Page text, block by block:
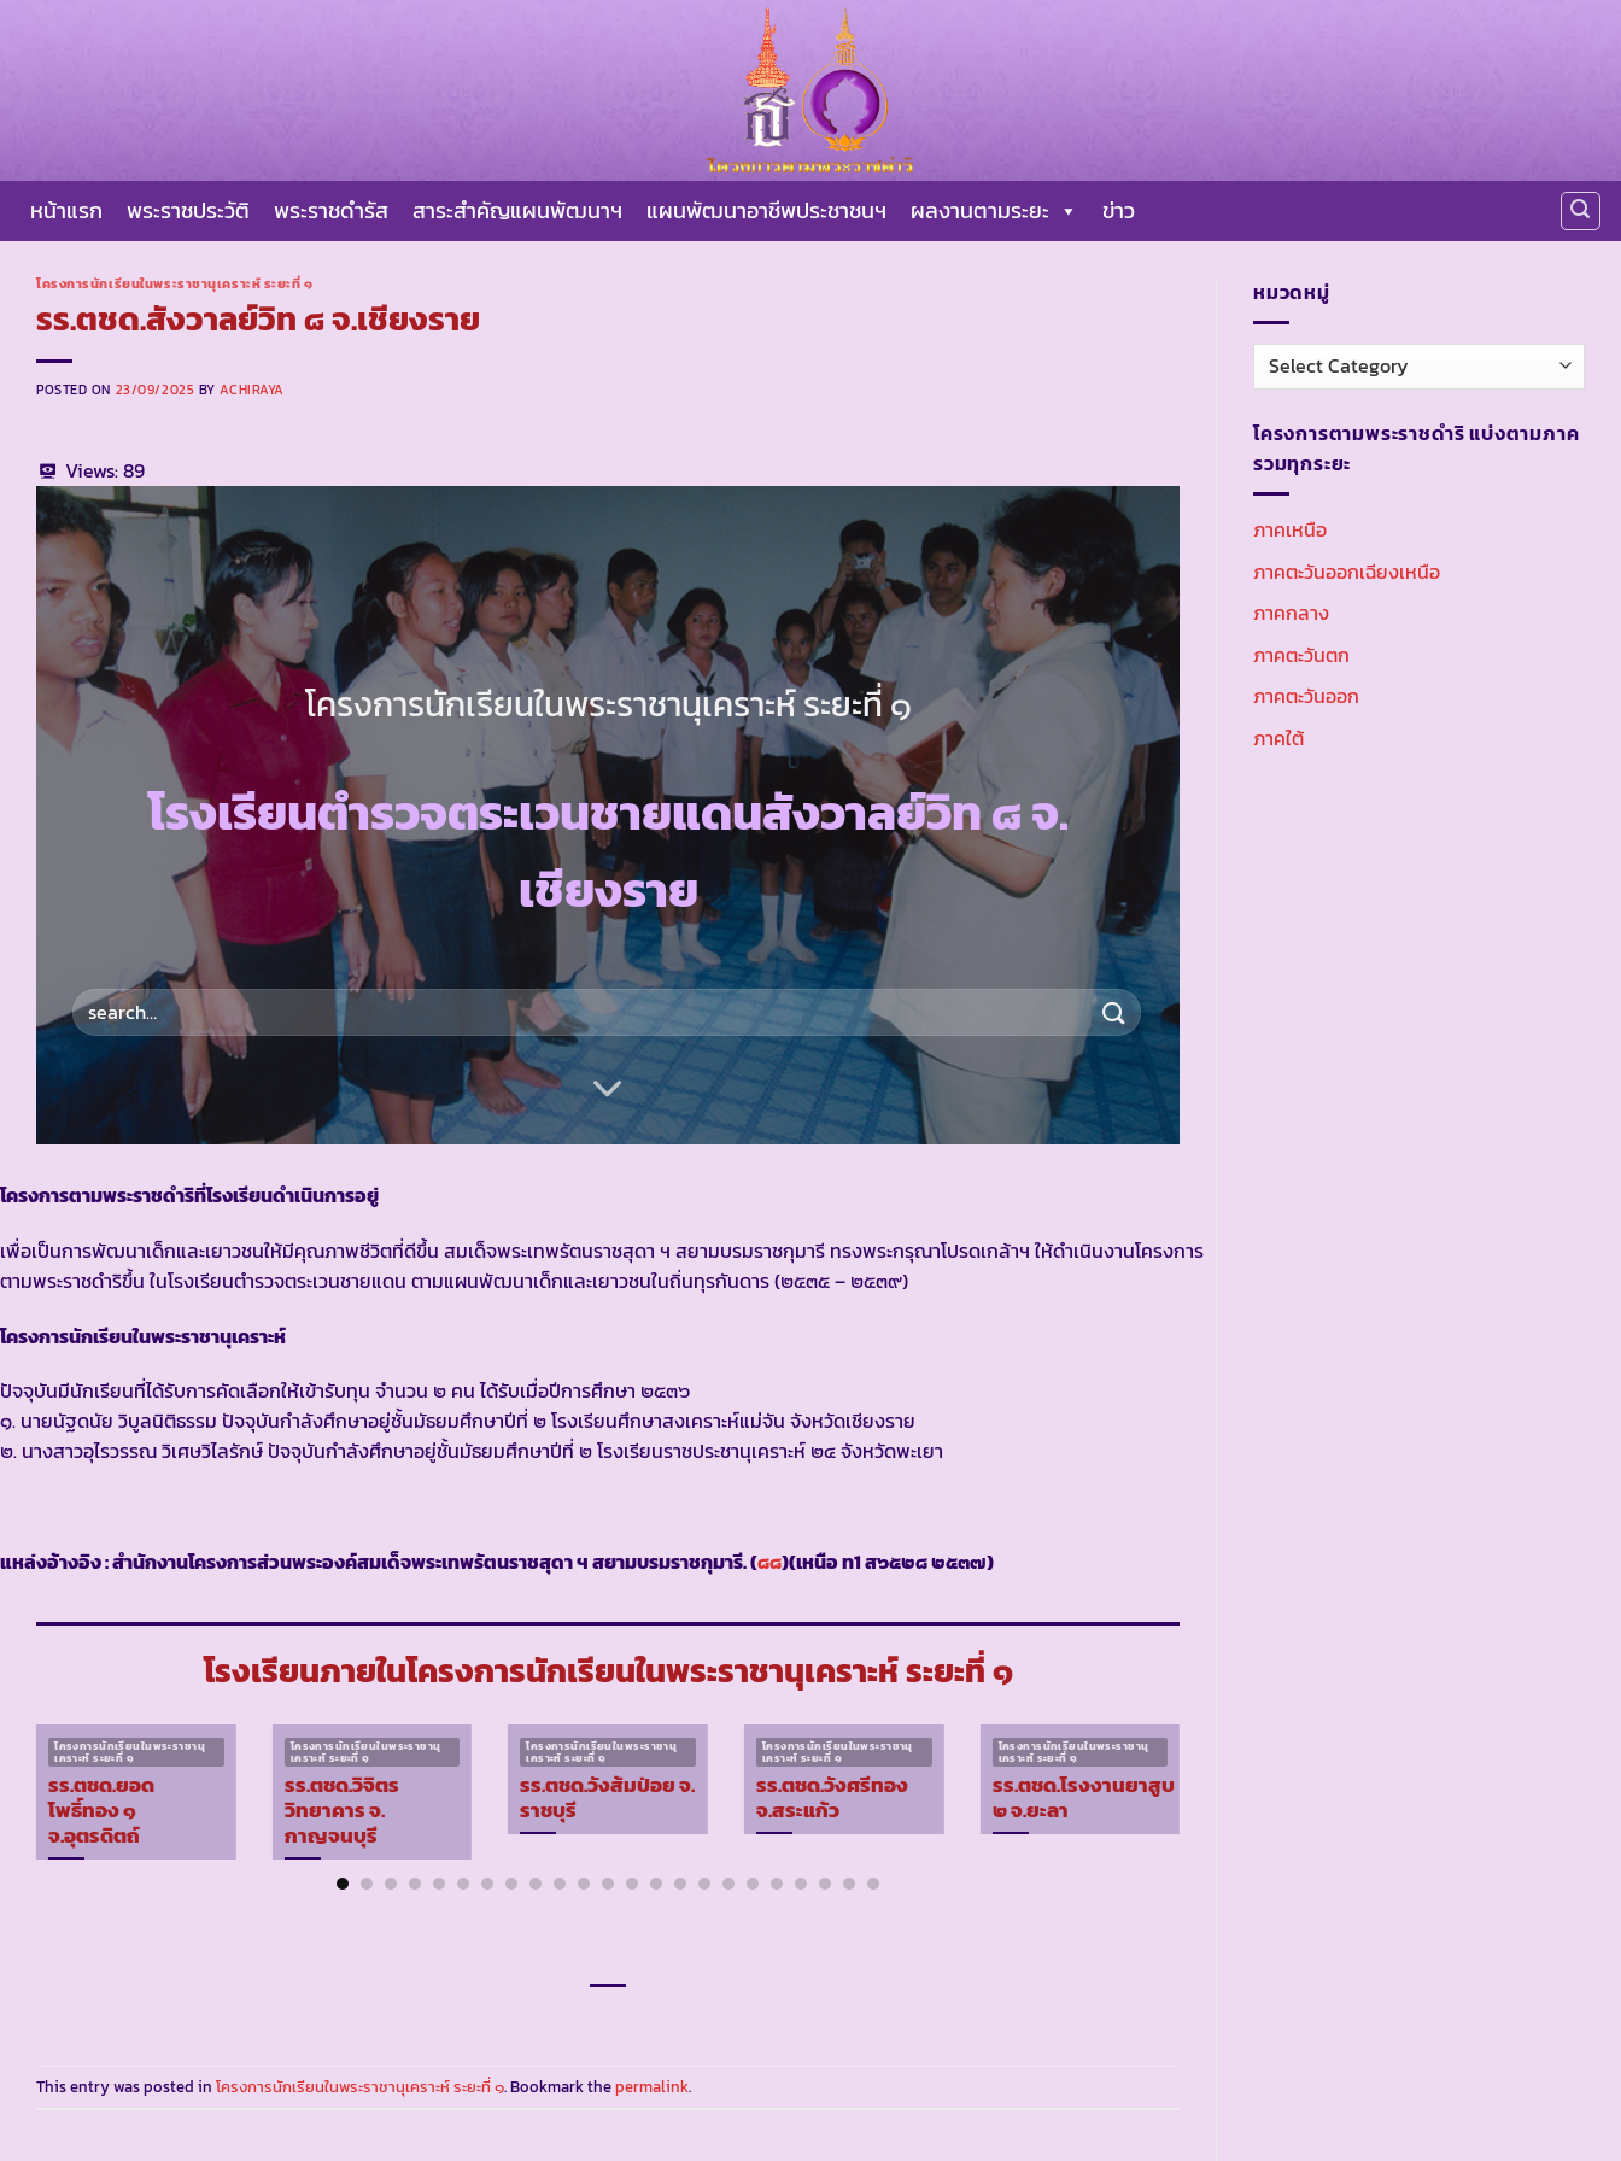
หน้าแรก พระราชประวัติ พระราชดำรัส สาระสำคัญแผนพัฒนาฯ แผนพัฒนาอาชีพประชาชนฯ ผลงานตามระยะ ข่าว
โครงการนักเรียนในพระราชานุเคราะห์ ระยะที่ ๑
รร.ตชด.สังวาลย์วิท ๘ จ.เชียงราย
POSTED ON 23/09/2025 BYACHIRAYA
Views:89
โครงการนักเรียนในพระราชานุเคราะห์ ระยะที่ ๑
โรงเรียนตำรวจตระเวนชายแดนสังวาลย์วิท ๘ จ.
เชียงราย
โครงการตามพระราชดำริที่โรงเรียนดำเนินการอยู่
เพื่อเป็นการพัฒนาเด็กและเยาวชนให้มีคุณภาพชีวิตที่ดีขึ้น สมเด็จพระเทพรัตนราชสุดา ฯ สยามบรมราชกุมารี ทรงพระกรุณาโปรดเกล้าฯ ให้ดำเนินงานโครงการ
ตามพระราชดำริขึ้น ในโรงเรียนตำรวจตระเวนชายแดน ตามแผนพัฒนาเด็กและเยาวชนในถิ่นทุรกันดาร (๒๕๓๕ – ๒๕๓๙)
โครงการนักเรียนในพระราชานุเคราะห์
ปัจจุบันมีนักเรียนที่ได้รับการคัดเลือกให้เข้ารับทุน จำนวน ๒ คน ได้รับเมื่อปีการศึกษา ๒๕๓๖
๑. นายนัฐดนัย วิบูลนิติธรรม ปัจจุบันกำลังศึกษาอยู่ชั้นมัธยมศึกษาปีที่ ๒ โรงเรียนศึกษาสงเคราะห์แม่จัน จังหวัดเชียงราย
๒. นางสาวอุไรวรรณ วิเศษวิไลรักษ์ ปัจจุบันกำลังศึกษาอยู่ชั้นมัธยมศึกษาปีที่ ๒ โรงเรียนราชประชานุเคราะห์ ๒๔ จังหวัดพะเยา
แหล่งอ้างอิง : สำนักงานโครงการส่วนพระองค์สมเด็จพระเทพรัตนราชสุดา ฯ สยามบรมราชกุมารี. (๘๘)(เหนือ ท1 ส๖๕๒๘ ๒๕๓๗)
โรงเรียนภายในโครงการนักเรียนในพระราชานุเคราะห์ ระยะที่ ๑
โครงการนักเรียนในพระราชานุ
เคราะห์ ระยะที่ ๑
รร.ตชด.ยอด
โพธิ์ทอง ๑
จ.อุตรดิตถ์
โครงการนักเรียนในพระราชานุ
เคราะห์ ระยะที่ ๑
รร.ตชด.วิจิตร
วิทยาคาร จ.
กาญจนบุรี
โครงการนักเรียนในพระราชานุ
เคราะห์ ระยะที่ ๑
รร.ตชด.วังส้มป่อย จ.
ราชบุรี
โครงการนักเรียนในพระราชานุ
เคราะห์ ระยะที่ ๑
รร.ตชด.วังศรีทอง
จ.สระแก้ว
โครงการนักเรียนในพระราชานุ
เคราะห์ ระยะที่ ๑
รร.ตชด.โรงงานยาสูบ
๒ จ.ยะลา
This entry was posted in โครงการนักเรียนในพระราชานุเคราะห์ ระยะที่ ๑. Bookmark thepermalink.
หมวดหมู่
หมวด
หมู่
โครงการตามพระราชดำริ แบ่งตามภาค
รวมทุกระยะ
ภาคเหนือ
ภาคตะวันออกเฉียงเหนือ
ภาคกลาง
ภาคตะวันตก
ภาคตะวันออก
ภาคใต้